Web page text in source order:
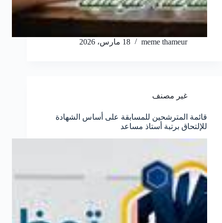
meme thameur 18 مارس، 2026
غير مصنف
قائمة المترشحين للمسابقة على أساس الشهادة
للإلتحاق برتبة أستاذ مساعد